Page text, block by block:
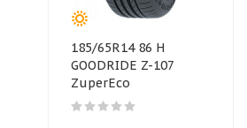
185/65R14 86 H
GOODRIDE Z-107
ZuperEco